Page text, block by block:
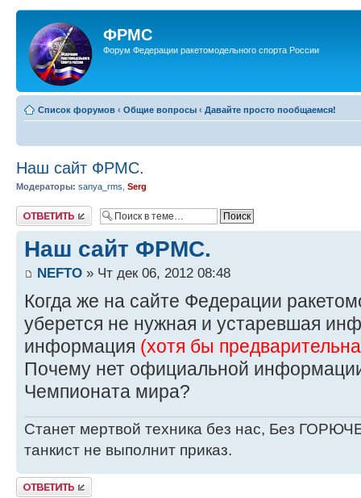
ФРМС
Форум Федерации ракетомодельного спорта России
Список форумов ‹ Общие вопросы ‹ Давайте просто пообщаемся!
Наш сайт ФРМС.
Модераторы: sanya_rms Serg
Ответить
Наш сайт ФРМС.
NEFTO » Чт дек 06, 2012 08:48
Когда же на сайте Федерации
уберется не нужная и устаревшая
информация (хотя бы
Почему нет официальной
Чемпионата мира?
Станет мертвой техника без нас, Без
танкист не выполнит приказ.
Ответить